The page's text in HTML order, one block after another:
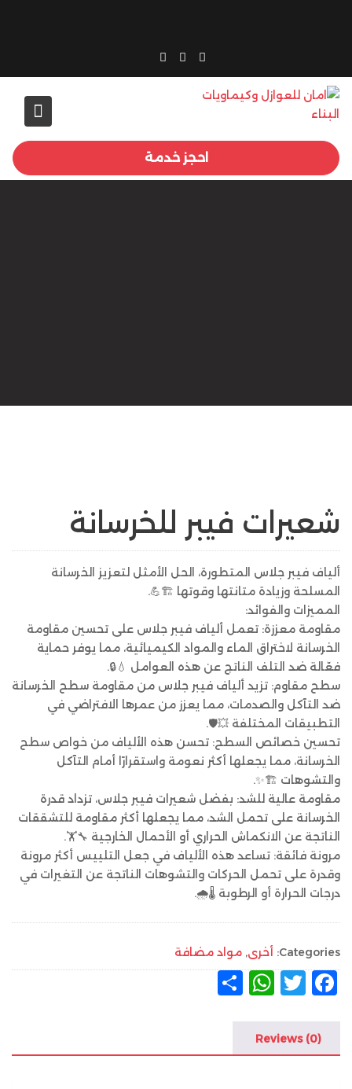
احجز خدمة
شعيرات فيبر للخرسانة
ألياف فيبر جلاس المتطورة، الحل الأمثل لتعزيز الخرسانة
المسلحة وزيادة متانتها وقوتها 🏗💪.
المميزات والفوائد:
مقاومة معززة: تعمل ألياف فيبر جلاس على تحسين مقاومة
الخرسانة لاختراق الماء والمواد الكيميائية، مما يوفر حماية
فعّالة ضد التلف الناتج عن هذه العوامل 💧🔒.
سطح مقاوم: تزيد ألياف فيبر جلاس من مقاومة سطح الخرسانة
ضد التآكل والصدمات، مما يعزز من عمرها الافتراضي في
التطبيقات المختلفة 💥🛡.
تحسين خصائص السطح: تحسن هذه الألياف من خواص سطح
الخرسانة، مما يجعلها أكثر نعومة واستقرارًا أمام التآكل
والتشوهات 🏗✨.
مقاومة عالية للشد: بفضل شعيرات فيبر جلاس، تزداد قدرة
الخرسانة على تحمل الشد، مما يجعلها أكثر مقاومة للتشققات
الناتجة عن الانكماش الحراري أو الأحمال الخارجية 🔧🏋.
مرونة فائقة: تساعد هذه الألياف في جعل التلييس أكثر مرونة
وقدرة على تحمل الحركات والتشوهات الناتجة عن التغيرات في
درجات الحرارة أو الرطوبة 🌡🌧.
Categories: أخرى, مواد مضافة
F
c
e
T
it
te
W
s
Reviews (0)